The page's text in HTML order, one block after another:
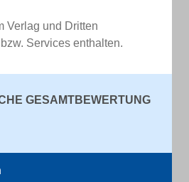
Verlag und Dritten
Services enthalten.
GESAMTBEWERTUNG